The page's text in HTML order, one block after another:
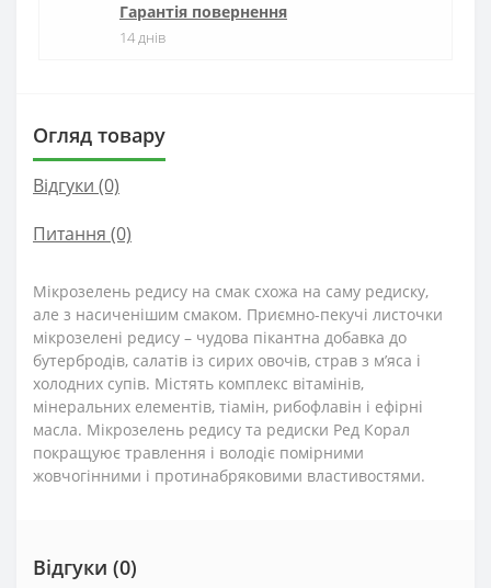
Гарантія повернення
14 днів
Огляд товару
Відгуки (0)
Питання (0)
Мікрозелень редису на смак схожа на саму редиску,
але з насиченішим смаком. Приємно-пекучі листочки
мікрозелені редису – чудова пікантна добавка до
бутербродів, салатів із сирих овочів, страв з м’яса і
холодних супів. Містять комплекс вітамінів,
мінеральних елементів, тіамін, рибофлавін і ефірні
масла. Мікрозелень редису та редиски Ред Корал
покращуює травлення і володіє помірними
жовчогінними і протинабряковими властивостями.
Відгуки (0)